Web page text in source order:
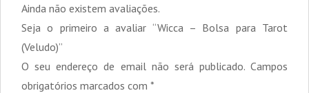
Ainda não existem avaliações.
Seja o primeiro a avaliar “Wicca – Bolsa para Tarot
(Veludo)”
O seu endereço de email não será publicado. Campos
obrigatórios marcados com *